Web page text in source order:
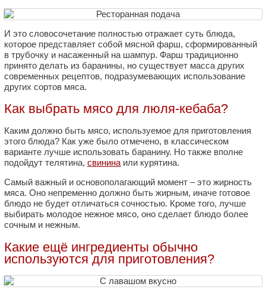
И это словосочетание полностью отражает суть блюда,
которое представляет собой мясной фарш, сформированный
в трубочку и насаженный на шампур. Фарш традиционно
принято делать из баранины, но существует масса других
современных рецептов, подразумевающих использование
других сортов мяса.
Как выбрать мясо для люля-кебаба?
Каким должно быть мясо, используемое для приготовления
этого блюда? Как уже было отмечено, в классическом
варианте лучше использовать баранину. Но также вполне
подойдут телятина, свинина или курятина.
Самый важный и основополагающий момент – это жирность
мяса. Оно непременно должно быть жирным, иначе готовое
блюдо не будет отличаться сочностью. Кроме того, лучше
выбирать молодое нежное мясо, оно сделает блюдо более
сочным и нежным.
Какие ещё ингредиенты обычно
используются для приготовления?